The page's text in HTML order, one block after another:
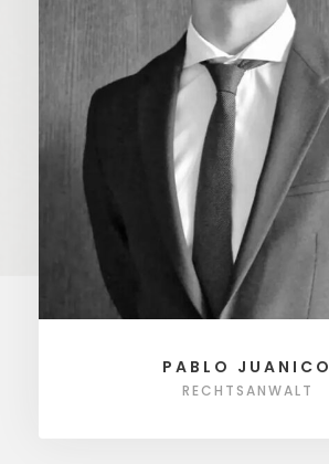
PABLO JUANICO
RECHTSANWALT